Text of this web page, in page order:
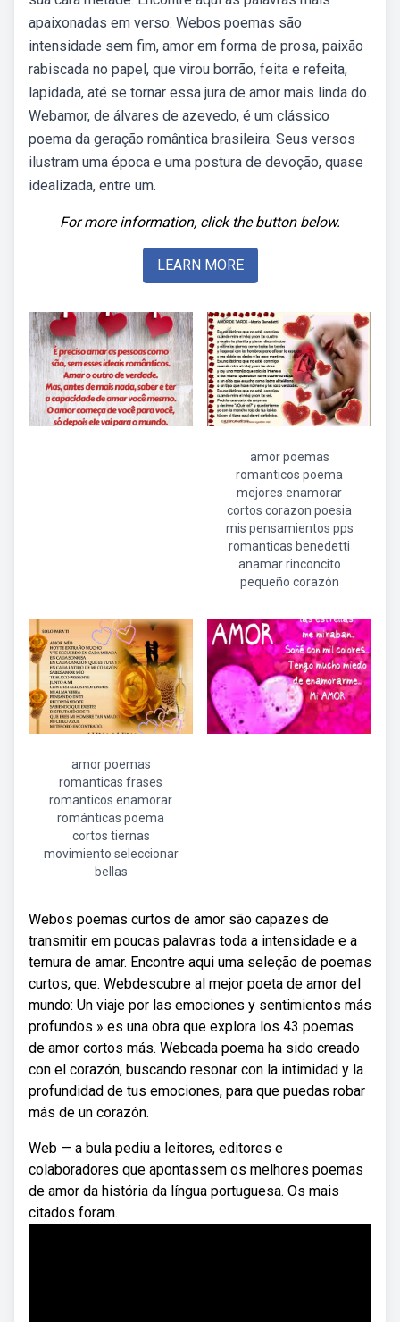
apaixonadas em verso. Webos poemas são
intensidade sem fim, amor em forma de prosa, paixão
rabiscada no papel, que virou borrão, feita e refeita,
lapidada, até se tornar essa jura de amor mais linda do.
Webamor, de álvares de azevedo, é um clássico
poema da geração romântica brasileira. Seus versos
ilustram uma época e uma postura de devoção, quase
idealizada, entre um.
For more information, click the button below.
LEARN MORE
amor poemas
romanticos poema
mejores enamorar
cortos corazon poesia
mis pensamientos pps
romanticas benedetti
anamar rinconcito
pequeño corazón
amor poemas
romanticas frases
romanticos enamorar
románticas poema
cortos tiernas
movimiento seleccionar
bellas
Webos poemas curtos de amor são capazes de
transmitir em poucas palavras toda a intensidade e a
ternura de amar. Encontre aqui uma seleção de poemas
curtos, que. Webdescubre al mejor poeta de amor del
mundo: Un viaje por las emociones y sentimientos más
profundos » es una obra que explora los 43 poemas
de amor cortos más. Webcada poema ha sido creado
con el corazón, buscando resonar con la intimidad y la
profundidad de tus emociones, para que puedas robar
más de un corazón.
Web — a bula pediu a leitores, editores e
colaboradores que apontassem os melhores poemas
de amor da história da língua portuguesa. Os mais
citados foram.